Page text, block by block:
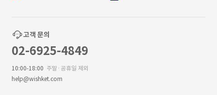
고객 문의
02-6925-4849
10:00-18:00 주말·공휴일 제외
help@wishket.com